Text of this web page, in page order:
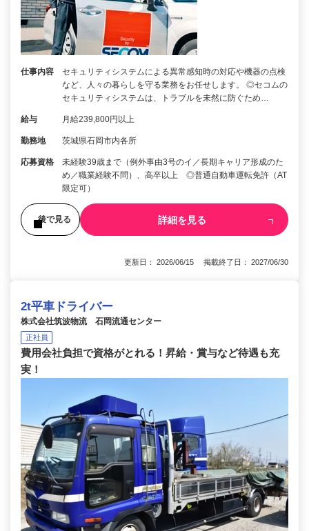
仕事内容
セキュリティシステムによる異常感知時の対応や機器の点検
など、人々の暮らしを守る業務をお任せします。 ◎セコムの
セキュリティシステムは、トラブルを未然に防ぐため…
給与 月給239,800円以上
勤務地 茨城県石岡市内各所
応募資格
未経験39歳まで（例外事由3号のイ／長期キャリア形成のた
め／職業経験不問）、高卒以上 ◎普通自動車運転免許（AT
限定可）
後で見る 詳細を見る
更新日： 2026/06/15 掲載終了日： 2027/06/30
2t平車ドライバー
株式会社筑波物流 石岡流通センター
正社員
費用会社負担で資格がとれる！昇給・賞与など待遇も充
実！